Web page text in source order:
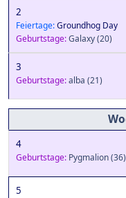
2
Feiertage:Groundhog Day
Geburtstage:Galaxy(20)
3
Geburtstage:alba (21)
4
Geburtstage: Pygmalion(36)
5